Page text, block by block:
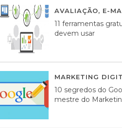
AVALIAÇÃO, E-
11 ferramentas
devem usar
MARKETING
10 segredos do
mestre do